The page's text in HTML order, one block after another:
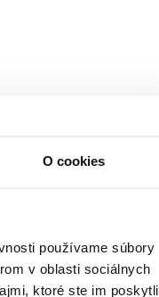
O cookies
používame súbory
v oblasti sociálnych
ktoré ste im poskytli